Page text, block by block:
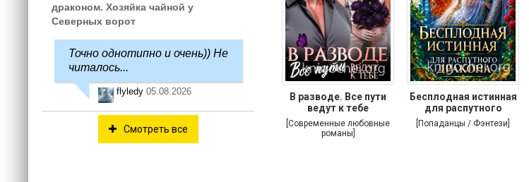
В разводе. Все пути
ведут к тебе
[Современные любовные
романы]
Бесплодная истинная
для распутного
дракона
[Попаданцы / Фэнтези]
драконом. Хозяйка чайной у
Северных ворот
Точно однотипно и очень)) Не
читалось...
flyledy 05.08.2026
Смотреть все